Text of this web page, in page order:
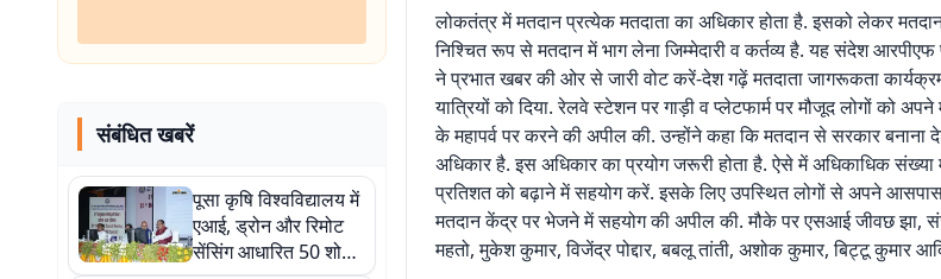
संबंधित खबरें
पूसा कृषि विश्वविद्यालय में
एआई, ड्रोन और रिमोट
सेंसिंग आधारित 50 शोध
लोकतंत्र में मतदान प्रत्येक मतदाता का अधिकार होता है. इसको लेकर
निश्चित रूप से मतदान में भाग लेना जिम्मेदारी व कर्तव्य है. यह संदेश आरपीएफ
ने प्रभात खबर की ओर से जारी वोट करें-देश गढ़ें मतदाता जागरूकता
यात्रियों को दिया. रेलवे स्टेशन पर गाड़ी व प्लेटफार्म पर मौजूद लोगों को
के महापर्व पर करने की अपील की. उन्होंने कहा कि मतदान से सरकार
अधिकार है. इस अधिकार का प्रयोग जरूरी होता है. ऐसे में अधिकाधिक
प्रतिशत को बढ़ाने में सहयोग करें. इसके लिए उपस्थित लोगों से अपने
मतदान केंद्र पर भेजने में सहयोग की अपील की. मौके पर एसआई जीवछ झा,
महतो, मुकेश कुमार, विजेंद्र पोद्दार, बबलू तांती, अशोक कुमार, बिट्टू कुमार